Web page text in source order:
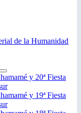
de la Humanidad
y 20ª Fiesta
y 19ª Fiesta